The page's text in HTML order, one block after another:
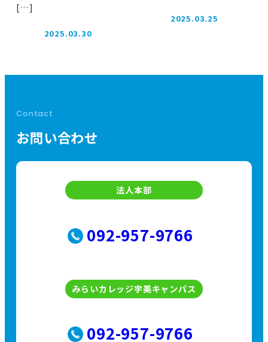
[…]
投稿日
2025.03.30
投稿日
2025.03.25
Contact
お問い合わせ
法人本部
092-957-9766
みらいカレッジ宇美キャンパス
092-957-9766